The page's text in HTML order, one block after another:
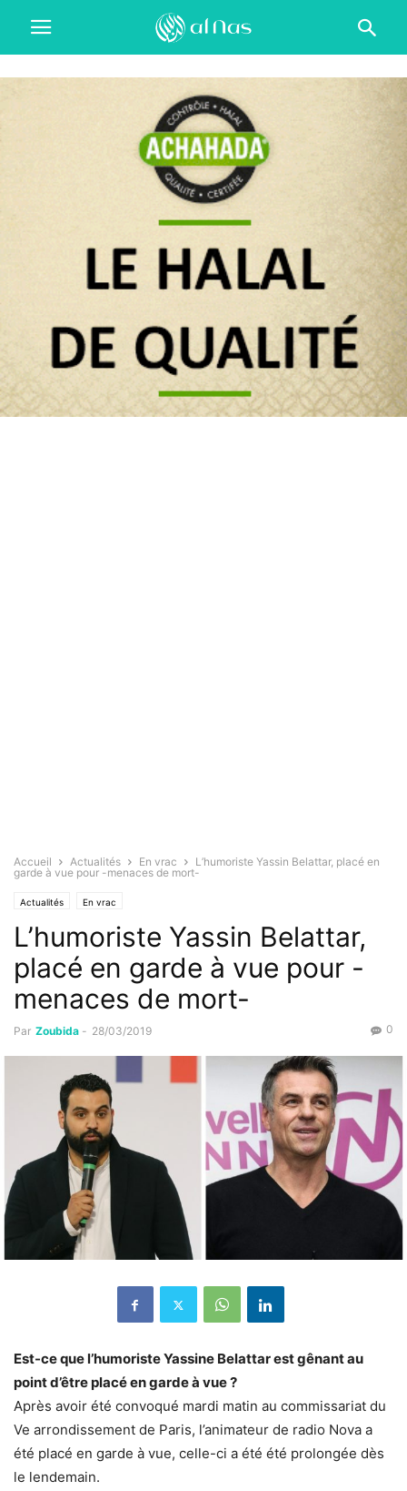
Accueil Actualités En vrac
L’humoriste Yassin Belattar, placé en
garde à vue pour -menaces de mort-
Actualités En vrac
L’humoriste Yassin Belattar,
placé en garde à vue pour -
menaces de mort-
Par Zoubida - 28/03/2019 0
Est-ce que l’humoriste Yassine Belattar est gênant au
point d’être placé en garde à vue ?
Après avoir été convoqué mardi matin au commissariat du
Ve arrondissement de Paris, l’animateur de radio Nova a
été placé en garde à vue, celle-ci a été été prolongée dès
le lendemain.